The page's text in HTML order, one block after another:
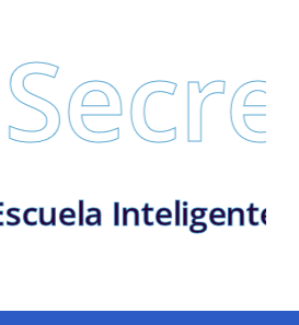
Escuela